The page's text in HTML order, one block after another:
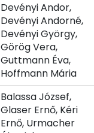
Devényi Andor,
Devényi Andorné,
Devényi György,
Görög Vera,
Guttmann Éva,
Hoffmann Mária
Balassa József,
Glaser Ernő, Kéri
Ernő, Urmacher